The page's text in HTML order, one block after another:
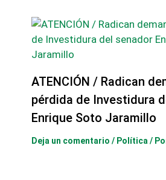
ATENCIÓN / Radican
pérdida de Investidura
Enrique Soto Jaramillo
Deja un comentario / Política /